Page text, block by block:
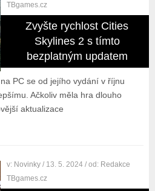
TBgames.cz
Zvyšte rychlost Cities
Skylines 2 s tímto
bezplatným updatem
PC se od jejího vydání v říjnu
Ačkoliv měla hra dlouho
aktualizace
v: Novinky / 13. 5. 2024 / od: Redakce
TBgames.cz